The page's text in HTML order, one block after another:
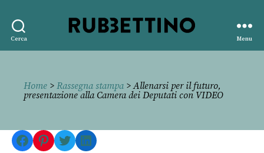
Cerca
editore
Menu
Home > Rassegna stampa> Allenarsi per il futuro,
presentazione alla Camera dei Deputati con VIDEO
Facebook
Pinterest
TwitterLinkedIn